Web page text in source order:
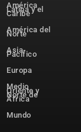
América
Latina y el
Caribe
América del
Norte
Asia-
Pacífico
Europa
Medio
Oriente y
Norte de
África
Mundo